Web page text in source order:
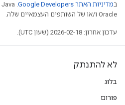
במדיניות האתר Google Developers‏
Oracle ו/או של השותפים העצמאיים שלה.
עדכון אחרון: 2026-02-18 (שעון UTC).
לא להתנתק
בלוג
פורום